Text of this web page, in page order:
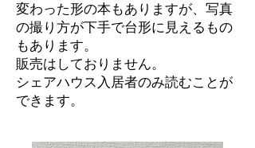
変わった形の本もありますが、写真
の撮り方が下手で台形に見えるもの
もあります。
​販売はしておりません。
シェアハウス入居者のみ読むことが
できます。